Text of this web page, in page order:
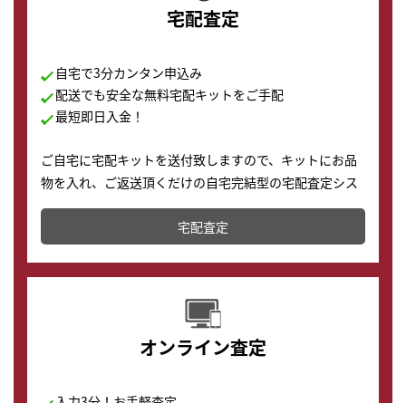
宅配査定
自宅で3分カンタン申込み
配送でも安全な無料宅配キットをご手配
最短即日入金！
ご自宅に宅配キットを送付致しますので、キットにお品
物を入れ、ご返送頂くだけの自宅完結型の宅配査定シス
テムです。
配送でも簡単&安全に査定・買取に出すことが可能で
す。
宅配査定
オンライン査定